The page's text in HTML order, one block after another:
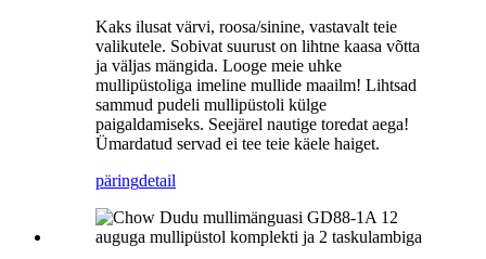
Kaks ilusat värvi, roosa/sinine, vastavalt teie
valikutele. Sobivat suurust on lihtne kaasa võtta
ja väljas mängida. Looge meie uhke
mullipüstoliga imeline mullide maailm! Lihtsad
sammud pudeli mullipüstoli külge
paigaldamiseks. Seejärel nautige toredat aega!
Ümardatud servad ei tee teie käele haiget.
päringdetail